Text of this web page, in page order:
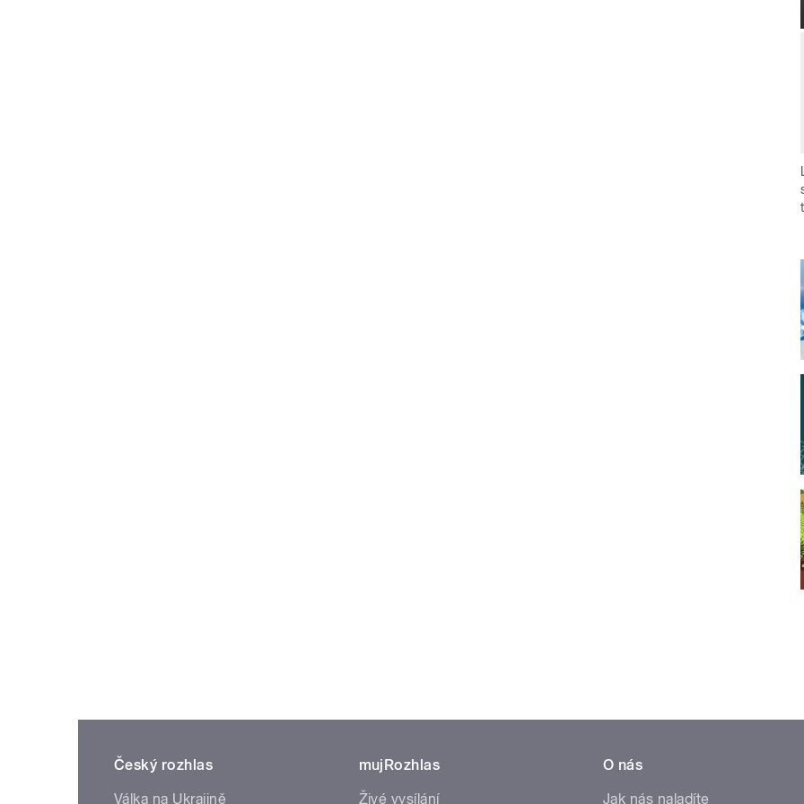
Český rozhlas
Válka na Ukrajině
mujRozhlas
Živé vysílání
O nás
Jak nás naladíte